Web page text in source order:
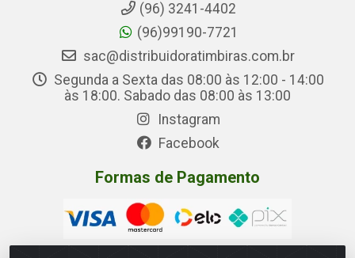
(96) 3241-4402
(96)99190-7721
sac@distribuidoratimbiras.com.br
Segunda a Sexta das 08:00 às 12:00 - 14:00
às 18:00. Sabado das 08:00 às 13:00
Instagram
Facebook
Formas de Pagamento